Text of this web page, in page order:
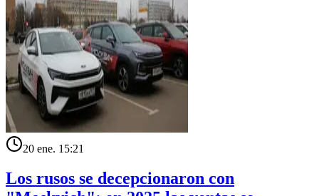
20 ene. 15:21
Los rusos se decepcionaron con